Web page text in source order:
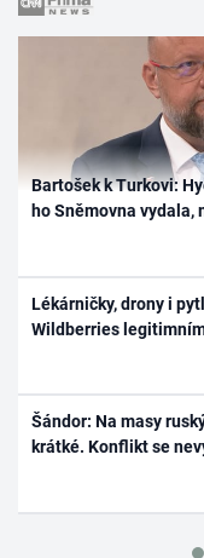
Bartošek k Turkovi:
ho Sněmovna vydala,
Lékárničky, drony i
Wildberries
Šándor: Na masy
krátké. Konflikt se